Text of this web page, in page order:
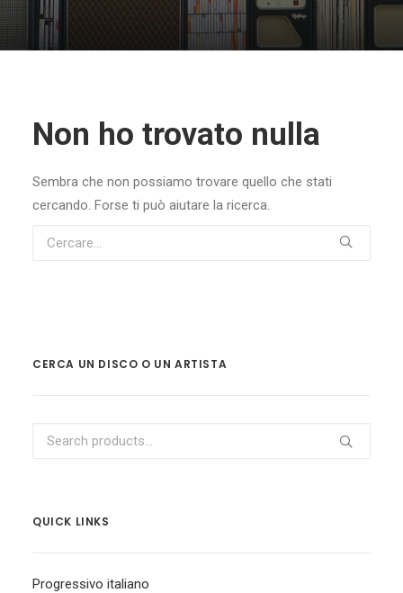
Non ho trovato nulla
Sembra che non possiamo trovare quello che stati
cercando. Forse ti può aiutare la ricerca.
CERCA UN DISCO O UN ARTISTA
Search
QUICK LINKS
Progressivo italiano